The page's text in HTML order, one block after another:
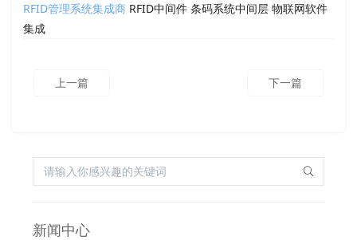
RFID管理系统集成商 RFID中间件 条码系统中间层 物联网软件
集成
上一篇 下一篇
新闻中心